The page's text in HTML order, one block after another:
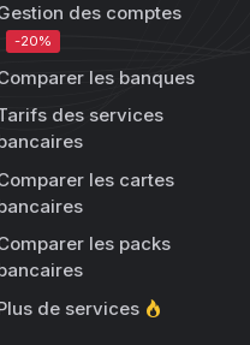
des comptes
-20%
les banques
des services
les cartes
les packs
de services